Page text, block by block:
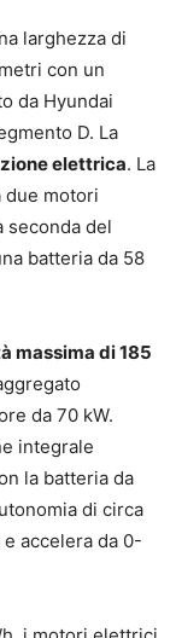
larghezza di
con un
da Hyundai
D. La
elettrica. La
due motori
del
batteria da 58
massima di 185
da 70 kW.
integrale
la batteria da
di circa
accelera da 0-